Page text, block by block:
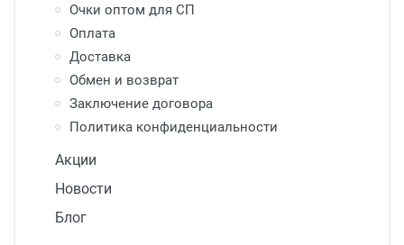
Очки оптом для СП
Оплата
Доставка
Обмен и возврат
Заключение договора
Политика конфиденциальности
Акции
Новости
Блог